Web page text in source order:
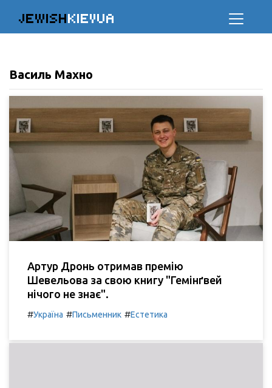
JEWISHKIEVUA
Василь Махно
Артур Дронь отримав премію
Шевельова за свою книгу "Гемінґвей
нічого не знає".
#Україна #Письменник #Естетика